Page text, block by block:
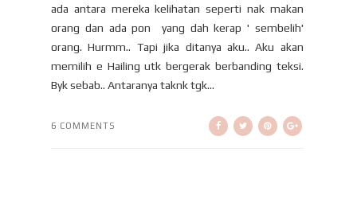
ada antara mereka kelihatan seperti nak makan
orang dan ada pon yang dah kerap ' sembelih'
orang. Hurmm.. Tapi jika ditanya aku.. Aku akan
memilih e Hailing utk bergerak berbanding teksi.
Byk sebab.. Antaranya taknk tgk...
6 COMMENTS